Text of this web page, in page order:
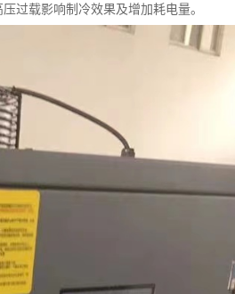
过载影响制冷效果及增加耗电量。